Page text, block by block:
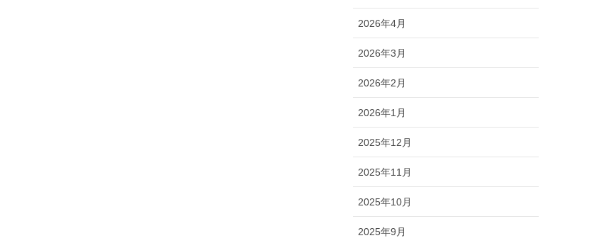
2026年4月
2026年3月
2026年2月
2026年1月
2025年12月
2025年11月
2025年10月
2025年9月